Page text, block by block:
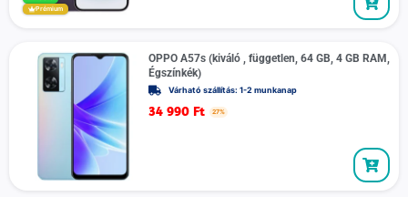
Prémium
OPPO A57s (kiváló , független, 64 GB, 4 GB RAM,
Égszínkék)
Várható szállítás: 1-2 munkanap
34 990 Ft 27%